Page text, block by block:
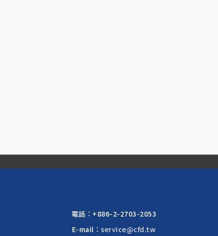
電話： +886-2-2703-2053
E-mail：service@cfd.tw